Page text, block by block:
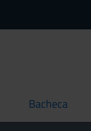
Bacheca
current